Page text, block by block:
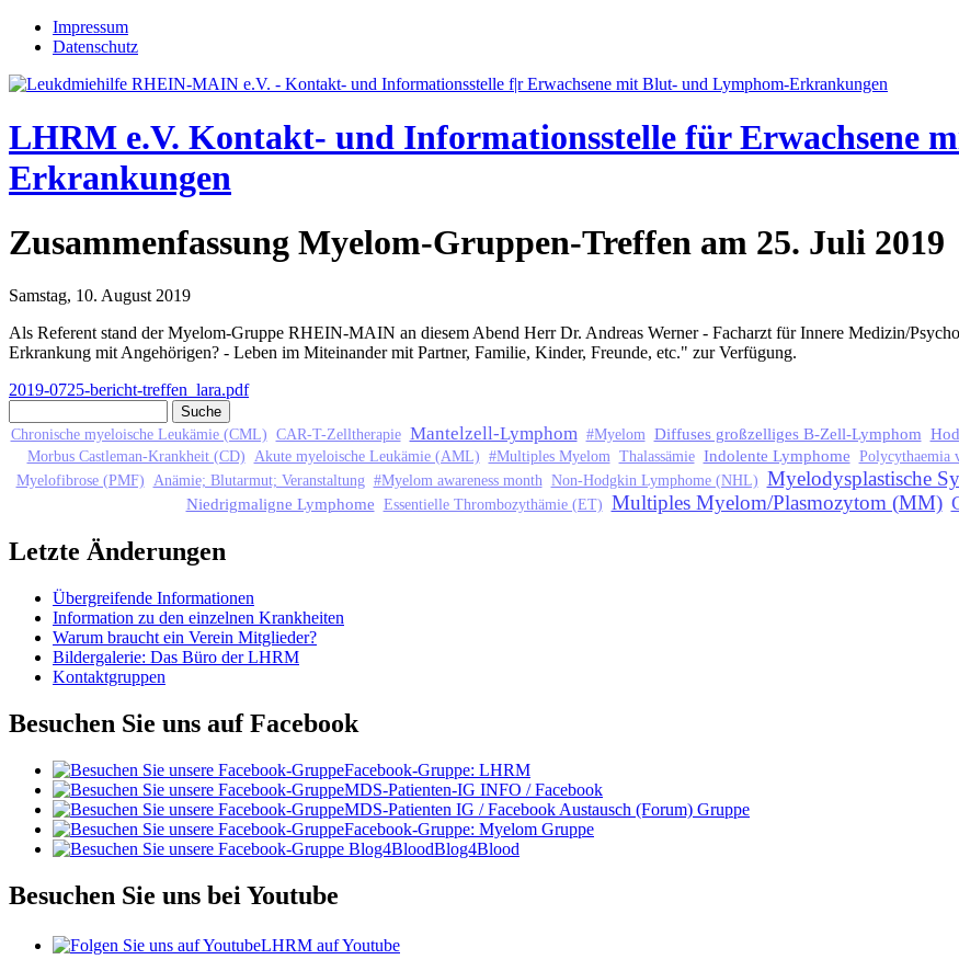
Jump to navigation
Impressum
Datenschutz
LHRM e.V. Kontakt- und Informationsstelle für Erwachsene
Erkrankungen
Zusammenfassung Myelom-Gruppen-Treffen am 25. Juli 2019
Samstag, 10. August 2019
Als Referent stand der Myelom-Gruppe RHEIN-MAIN an diesem Abend Herr Dr. Andreas Werner - Facharzt für Innere Medizin/
Erkrankung mit Angehörigen? - Leben im Miteinander mit Partner, Familie, Kinder, Freunde, etc." zur Verfügung.
2019-0725-bericht-treffen_lara.pdf
Suchformular
Chronische myeloische Leukämie (CML) CAR-T-Zelltherapie Mantelzell-Lymphom #Myelom Diffuses großzelliges B-Zell-Lymphom
Morbus Castleman-Krankheit (CD) Akute myeloische Leukämie (AML) #Multiples Myelom Thalassämie Indolente Lymphome Polycythaemia
Myelofibrose (PMF) Anämie; Blutarmut; Veranstaltung #Myelom awareness month Non-Hodgkin Lymphome (NHL) Myelodysplastische
Niedrigmaligne Lymphome Essentielle Thrombozythämie (ET) Multiples Myelom/Plasmozytom (MM)
Letzte Änderungen
Übergreifende Informationen
Information zu den einzelnen Krankheiten
Warum braucht ein Verein Mitglieder?
Bildergalerie: Das Büro der LHRM
Kontaktgruppen
Besuchen Sie uns auf Facebook
Facebook-Gruppe: LHRM
MDS-Patienten-IG INFO / Facebook
MDS-Patienten IG / Facebook Austausch (Forum) Gruppe
Facebook-Gruppe: Myelom Gruppe
Blog4Blood
Besuchen Sie uns bei Youtube
LHRM auf Youtube